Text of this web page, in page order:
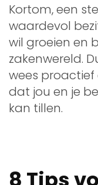
Kortom, een
waardevol
wil groeien en
zakenwereld.
wees
dat jou en je
kan tillen.